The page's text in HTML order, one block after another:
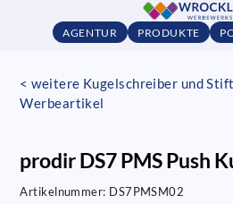
AGENTUR PRODUKTE
< weitere Kugelschreiber und
Werbeartikel
prodir DS7 PMS Push
Artikelnummer: DS7PMSM02